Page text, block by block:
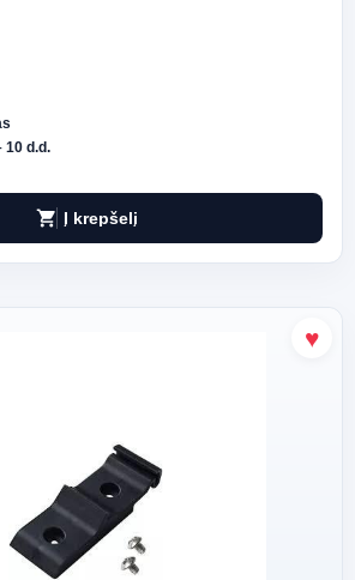
10 d.d.
shopping_cart Į krepšelį